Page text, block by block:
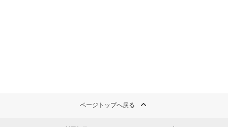
ページトップへ戻る